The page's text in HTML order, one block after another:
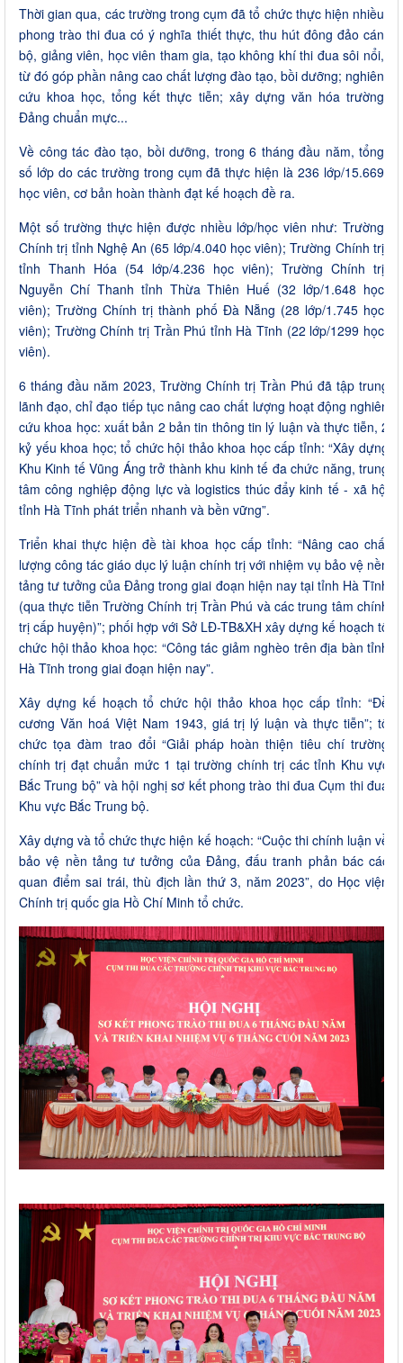
Thời gian qua, các trường trong cụm đã tổ chức thực hiện nhiều
phong trào thi đua có ý nghĩa thiết thực, thu hút đông đảo cán
bộ, giảng viên, học viên tham gia, tạo không khí thi đua sôi nổi,
từ đó góp phần nâng cao chất lượng đào tạo, bồi dưỡng; nghiên
cứu khoa học, tổng kết thực tiễn; xây dựng văn hóa trường
Đảng chuẩn mực...
Về công tác đào tạo, bồi dưỡng, trong 6 tháng đầu năm, tổng
số lớp do các trường trong cụm đã thực hiện là 236 lớp/15.669
học viên, cơ bản hoàn thành đạt kế hoạch đề ra.
Một số trường thực hiện được nhiều lớp/học viên như: Trường
Chính trị tỉnh Nghệ An (65 lớp/4.040 học viên); Trường Chính trị
tỉnh Thanh Hóa (54 lớp/4.236 học viên); Trường Chính trị
Nguyễn Chí Thanh tỉnh Thừa Thiên Huế (32 lớp/1.648 học
viên); Trường Chính trị thành phố Đà Nẵng (28 lớp/1.745 học
viên); Trường Chính trị Trần Phú tỉnh Hà Tĩnh (22 lớp/1299 học
viên).
6 tháng đầu năm 2023, Trường Chính trị Trần Phú đã tập trung
lãnh đạo, chỉ đạo tiếp tục nâng cao chất lượng hoạt động nghiên
cứu khoa học: xuất bản 2 bản tin thông tin lý luận và thực tiễn, 2
kỷ yếu khoa học; tổ chức hội thảo khoa học cấp tỉnh: “Xây dựng
Khu Kinh tế Vũng Áng trở thành khu kinh tế đa chức năng, trung
tâm công nghiệp động lực và logistics thúc đẩy kinh tế - xã hội
tỉnh Hà Tĩnh phát triển nhanh và bền vững”.
Triển khai thực hiện đề tài khoa học cấp tỉnh: “Nâng cao chất
lượng công tác giáo dục lý luận chính trị với nhiệm vụ bảo vệ nền
tảng tư tưởng của Đảng trong giai đoạn hiện nay tại tỉnh Hà Tĩnh
(qua thực tiễn Trường Chính trị Trần Phú và các trung tâm chính
trị cấp huyện)”; phối hợp với Sở LĐ-TB&XH xây dựng kế hoạch tổ
chức hội thảo khoa học: “Công tác giảm nghèo trên địa bàn tỉnh
Hà Tĩnh trong giai đoạn hiện nay”.
Xây dựng kế hoạch tổ chức hội thảo khoa học cấp tỉnh: “Đề
cương Văn hoá Việt Nam 1943, giá trị lý luận và thực tiễn”; tổ
chức tọa đàm trao đổi “Giải pháp hoàn thiện tiêu chí trường
chính trị đạt chuẩn mức 1 tại trường chính trị các tỉnh Khu vực
Bắc Trung bộ” và hội nghị sơ kết phong trào thi đua Cụm thi đua
Khu vực Bắc Trung bộ.
Xây dựng và tổ chức thực hiện kế hoạch: “Cuộc thi chính luận về
bảo vệ nền tảng tư tưởng của Đảng, đấu tranh phản bác các
quan điểm sai trái, thù địch lần thứ 3, năm 2023”, do Học viện
Chính trị quốc gia Hồ Chí Minh tổ chức.